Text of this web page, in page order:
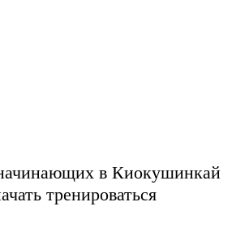
в Киокушинкай
тренироваться